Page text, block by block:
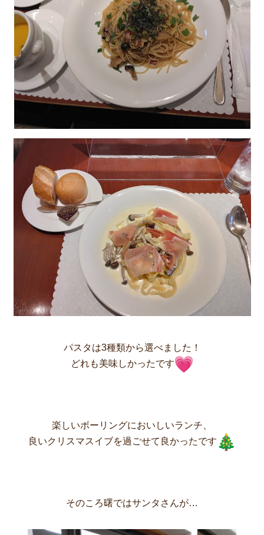
パスタは3種類から選べました！
どれも美味しかったです
楽しいボーリングにおいしいランチ、
良いクリスマスイブを過ごせて良かったです
そのころ曙ではサンタさんが…